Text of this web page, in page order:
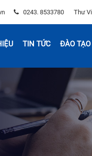
0243. 8533780 Thư
TIN TỨC ĐÀO TẠO